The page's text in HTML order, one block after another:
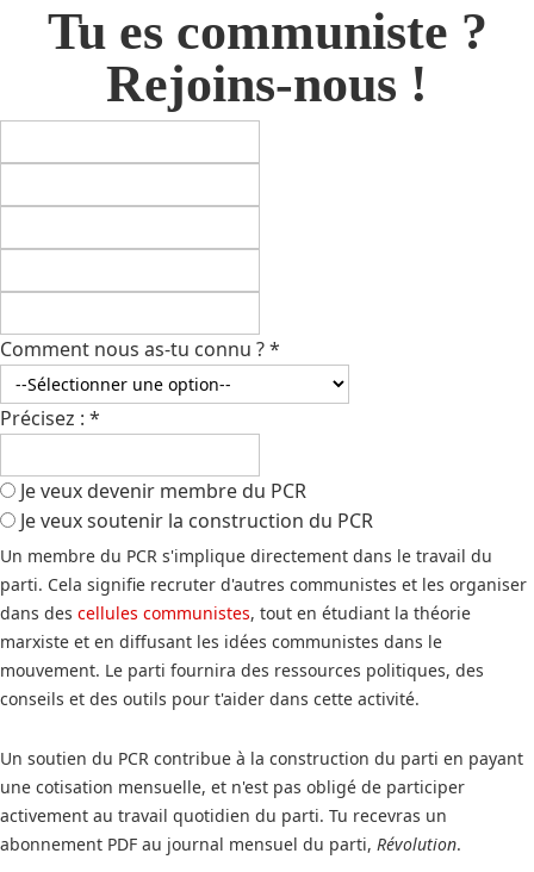
Tu es communiste ?
Rejoins-nous !
Comment nous as-tu connu ?*
Précisez : *
Je veux devenir membre du PCR
Je veux soutenir la construction du PCR
Un membre du PCR s'implique directement dans le travail du
parti. Cela signifie recruter d'autres communistes et les organiser
dans des cellules communistes, tout en étudiant la théorie
marxiste et en diffusant les idées communistes dans le
mouvement. Le parti fournira des ressources politiques, des
conseils et des outils pour t'aider dans cette activité.
Un soutien du PCR contribue à la construction du parti en payant
une cotisation mensuelle, et n'est pas obligé de participer
activement au travail quotidien du parti. Tu recevras un
abonnement PDF au journal mensuel du parti, Révolution.